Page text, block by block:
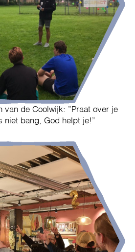
van de Coolwijk: ”Praat over je
niet bang, God helpt je!”